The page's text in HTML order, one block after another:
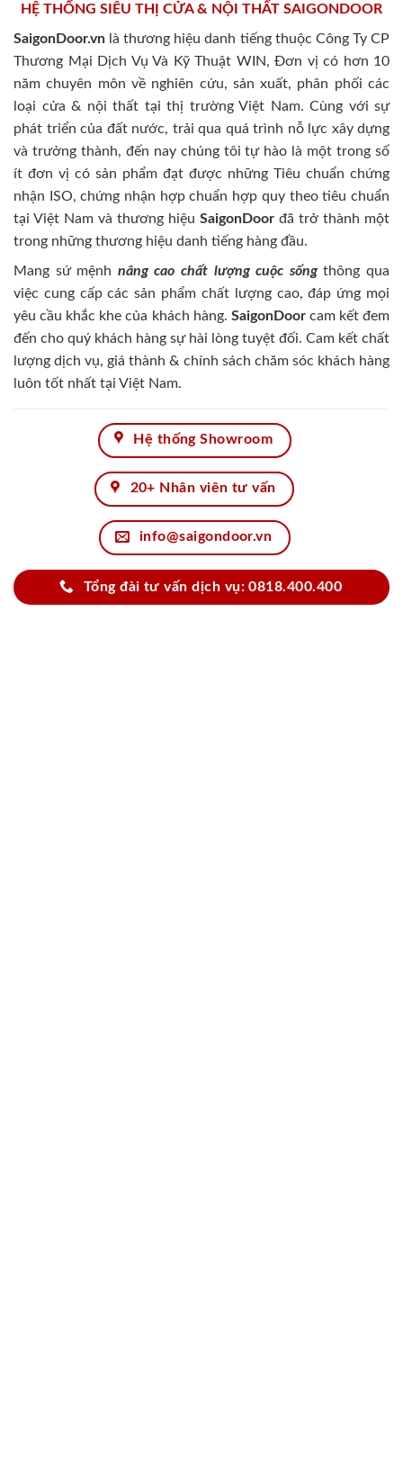
HỆ THỐNG SIÊU THỊ CỬA & NỘI THẤT SAIGONDOOR
SaigonDoor.vn là thương hiệu danh tiếng thuộc Công Ty CP
Thương Mại Dịch Vụ Và Kỹ Thuật WIN, Đơn vị có hơn 10
năm chuyên môn về nghiên cứu, sản xuất, phân phối các
loại cửa & nội thất tại thị trường Việt Nam. Cùng với sự
phát triển của đất nước, trải qua quá trình nỗ lực xây dựng
và trưởng thành, đến nay chúng tôi tự hào là một trong số
ít đơn vị có sản phẩm đạt được những Tiêu chuẩn chứng
nhận ISO, chứng nhận hợp chuẩn hợp quy theo tiêu chuẩn
tại Việt Nam và thương hiệu SaigonDoor đã trở thành một
trong những thương hiệu danh tiếng hàng đầu.
Mang sứ mệnh nâng cao chất lượng cuộc sốngthông qua
việc cung cấp các sản phẩm chất lượng cao, đáp ứng mọi
yêu cầu khắc khe của khách hàng. SaigonDoorcam kết đem
đến cho quý khách hàng sự hài lòng tuyệt đối. Cam kết chất
lượng dịch vụ, giá thành & chính sách chăm sóc khách hàng
luôn tốt nhất tại Việt Nam.
Hệ thống Showroom
20+ Nhân viên tư vấn
info@saigondoor.vn
Tổng đài tư vấn dịch vụ: 0818.400.400